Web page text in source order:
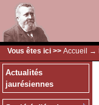
Vous êtes ici >> Accueil →
Actualités
jaurésiennes